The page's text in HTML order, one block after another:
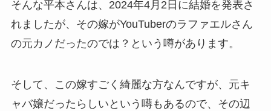
そんな平本さんは、2024年4月2日に結婚を発表さ
れましたが、その嫁がYouTuberのラファエルさん
の元カノだったのでは？という噂があります。
そして、この嫁すごく綺麗な方なんですが、元キ
ャバ嬢だったらしいという噂もあるので、その辺